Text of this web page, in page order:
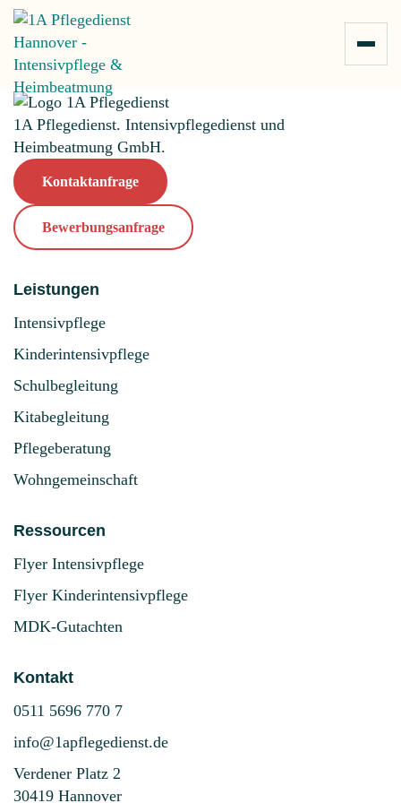
1A Pflegedienst. Intensivpflegedienst und
Heimbeatmung GmbH.
Kontaktanfrage
Bewerbungsanfrage
Leistungen
Intensivpflege
Kinderintensivpflege
Schulbegleitung
Kitabegleitung
Pflegeberatung
Wohngemeinschaft
Ressourcen
Flyer Intensivpflege
Flyer Kinderintensivpflege
MDK-Gutachten
Kontakt
0511 5696 770 7
info@1apflegedienst.de
Verdener Platz 2
30419 Hannover